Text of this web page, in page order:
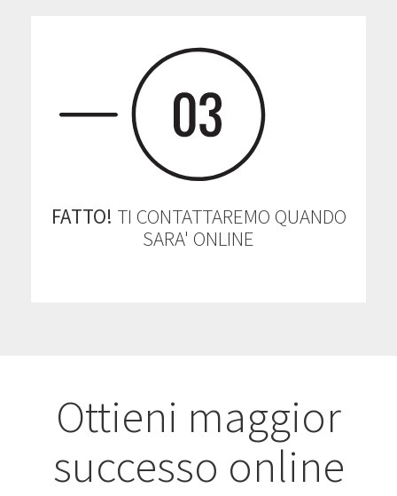
FATTO! TI CONTATTAREMO QUANDO
SARA' ONLINE
Ottieni maggior
successo online